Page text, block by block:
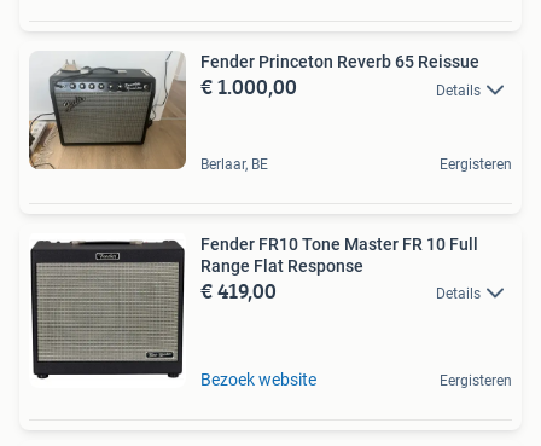
Fender Princeton Reverb 65 Reissue
€ 1.000,00 Details
Berlaar, BE Eergisteren
Fender FR10 Tone Master FR 10 Full
Range Flat Response
€ 419,00 Details
Bezoek website Eergisteren